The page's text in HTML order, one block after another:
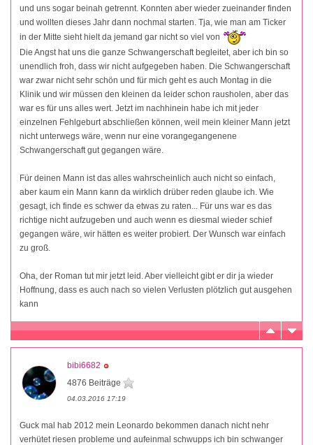
und uns sogar beinah getrennt. Konnten aber wieder zueinander finden
und wollten dieses Jahr dann nochmal starten. Tja, wie man am Ticker
in der Mitte sieht hielt da jemand gar nicht so viel von
Die Angst hat uns die ganze Schwangerschaft begleitet, aber ich bin so
unendlich froh, dass wir nicht aufgegeben haben. Die Schwangerschaft
war zwar nicht sehr schön und für mich geht es auch Montag in die
Klinik und wir müssen den kleinen da leider schon rausholen, aber das
war es für uns alles wert. Jetzt im nachhinein habe ich mit jeder
einzelnen Fehlgeburt abschließen können, weil mein kleiner Mann jetzt
nicht unterwegs wäre, wenn nur eine vorangegangenene
Schwangerschaft gut gegangen wäre.
Für deinen Mann ist das alles wahrscheinlich auch nicht so einfach,
aber kaum ein Mann kann da wirklich drüber reden glaube ich. Wie
gesagt, ich finde es schwer da etwas zu raten... Für uns war es das
richtige nicht aufzugeben und auch wenn es diesmal wieder schief
gegangen wäre, wir hätten es weiter probiert. Der Wunsch war einfach
zu groß.
Oha, der Roman tut mir jetzt leid. Aber vielleicht gibt er dir ja wieder
Hoffnung, dass es auch nach so vielen Verlusten plötzlich gut ausgehen
kann
bibi6682
4876 Beiträge
04.03.2016 17:19
Guck mal hab 2012 mein Leonardo bekommen danach nicht nehr
verhütet riesen probleme und aufeinmal schwupps ich bin schwanger